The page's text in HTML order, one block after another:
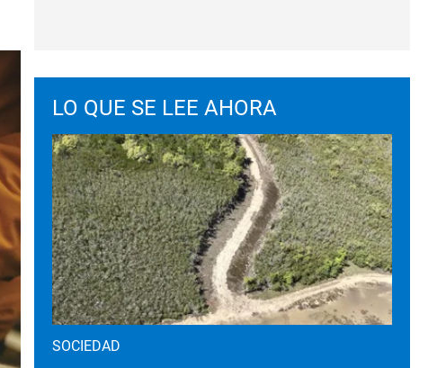
LO QUE SE LEE AHORA
SOCIEDAD